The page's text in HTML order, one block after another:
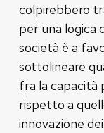
colpirebbero
per una logica
società è a
sottolineare
fra la capacità
rispetto a
innovazione